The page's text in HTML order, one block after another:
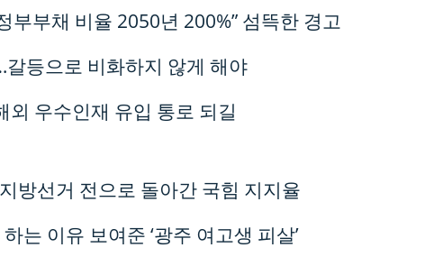
부부채 비율 2050년 200%” 섬뜩한 경고
갈등으로 비화하지 않게 해야
외 우수인재 유입 통로 되길
방선거 전으로 돌아간 국힘 지지율
는 이유 보여준 ‘광주 여고생 피살’